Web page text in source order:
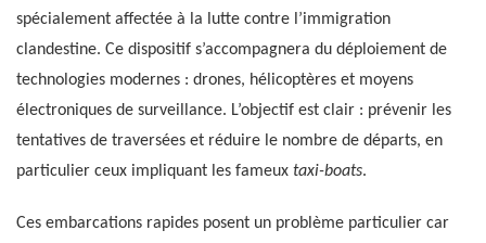
spécialement affectée à la lutte contre l’immigration
clandestine. Ce dispositif s’accompagnera du déploiement de
technologies modernes : drones, hélicoptères et moyens
électroniques de surveillance. L’objectif est clair : prévenir les
tentatives de traversées et réduire le nombre de départs, en
particulier ceux impliquant les fameux taxi-boats.
Ces embarcations rapides posent un problème particulier car